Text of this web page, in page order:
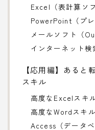
Excel（表計算ソフ
PowerPoint（プ
メールソフト（
インターネット検
【応用編】あると
スキル
高度なExcelスキ
高度なWordスキル
Access（データベ